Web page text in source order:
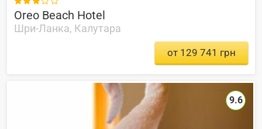
Oreo Beach Hotel
Шри-Ланка, Калутара
от 129 741 грн
9.6